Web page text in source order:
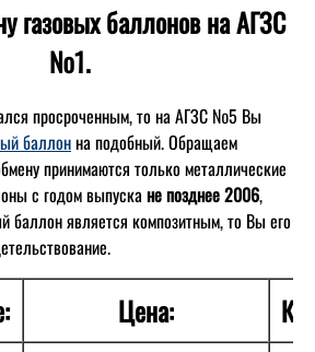
газовых баллонов на АГЗС
№1.
просроченным, то на АГЗС №5 Вы
баллонна подобный. Обращаем
принимаются только металлические
с годом выпускане позднее 2006,
баллон является композитным, то Вы его
Цена: